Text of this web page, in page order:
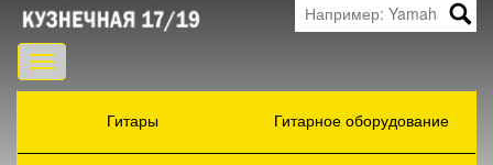
Toggle
navigation
Гитары
Гитарное оборудование